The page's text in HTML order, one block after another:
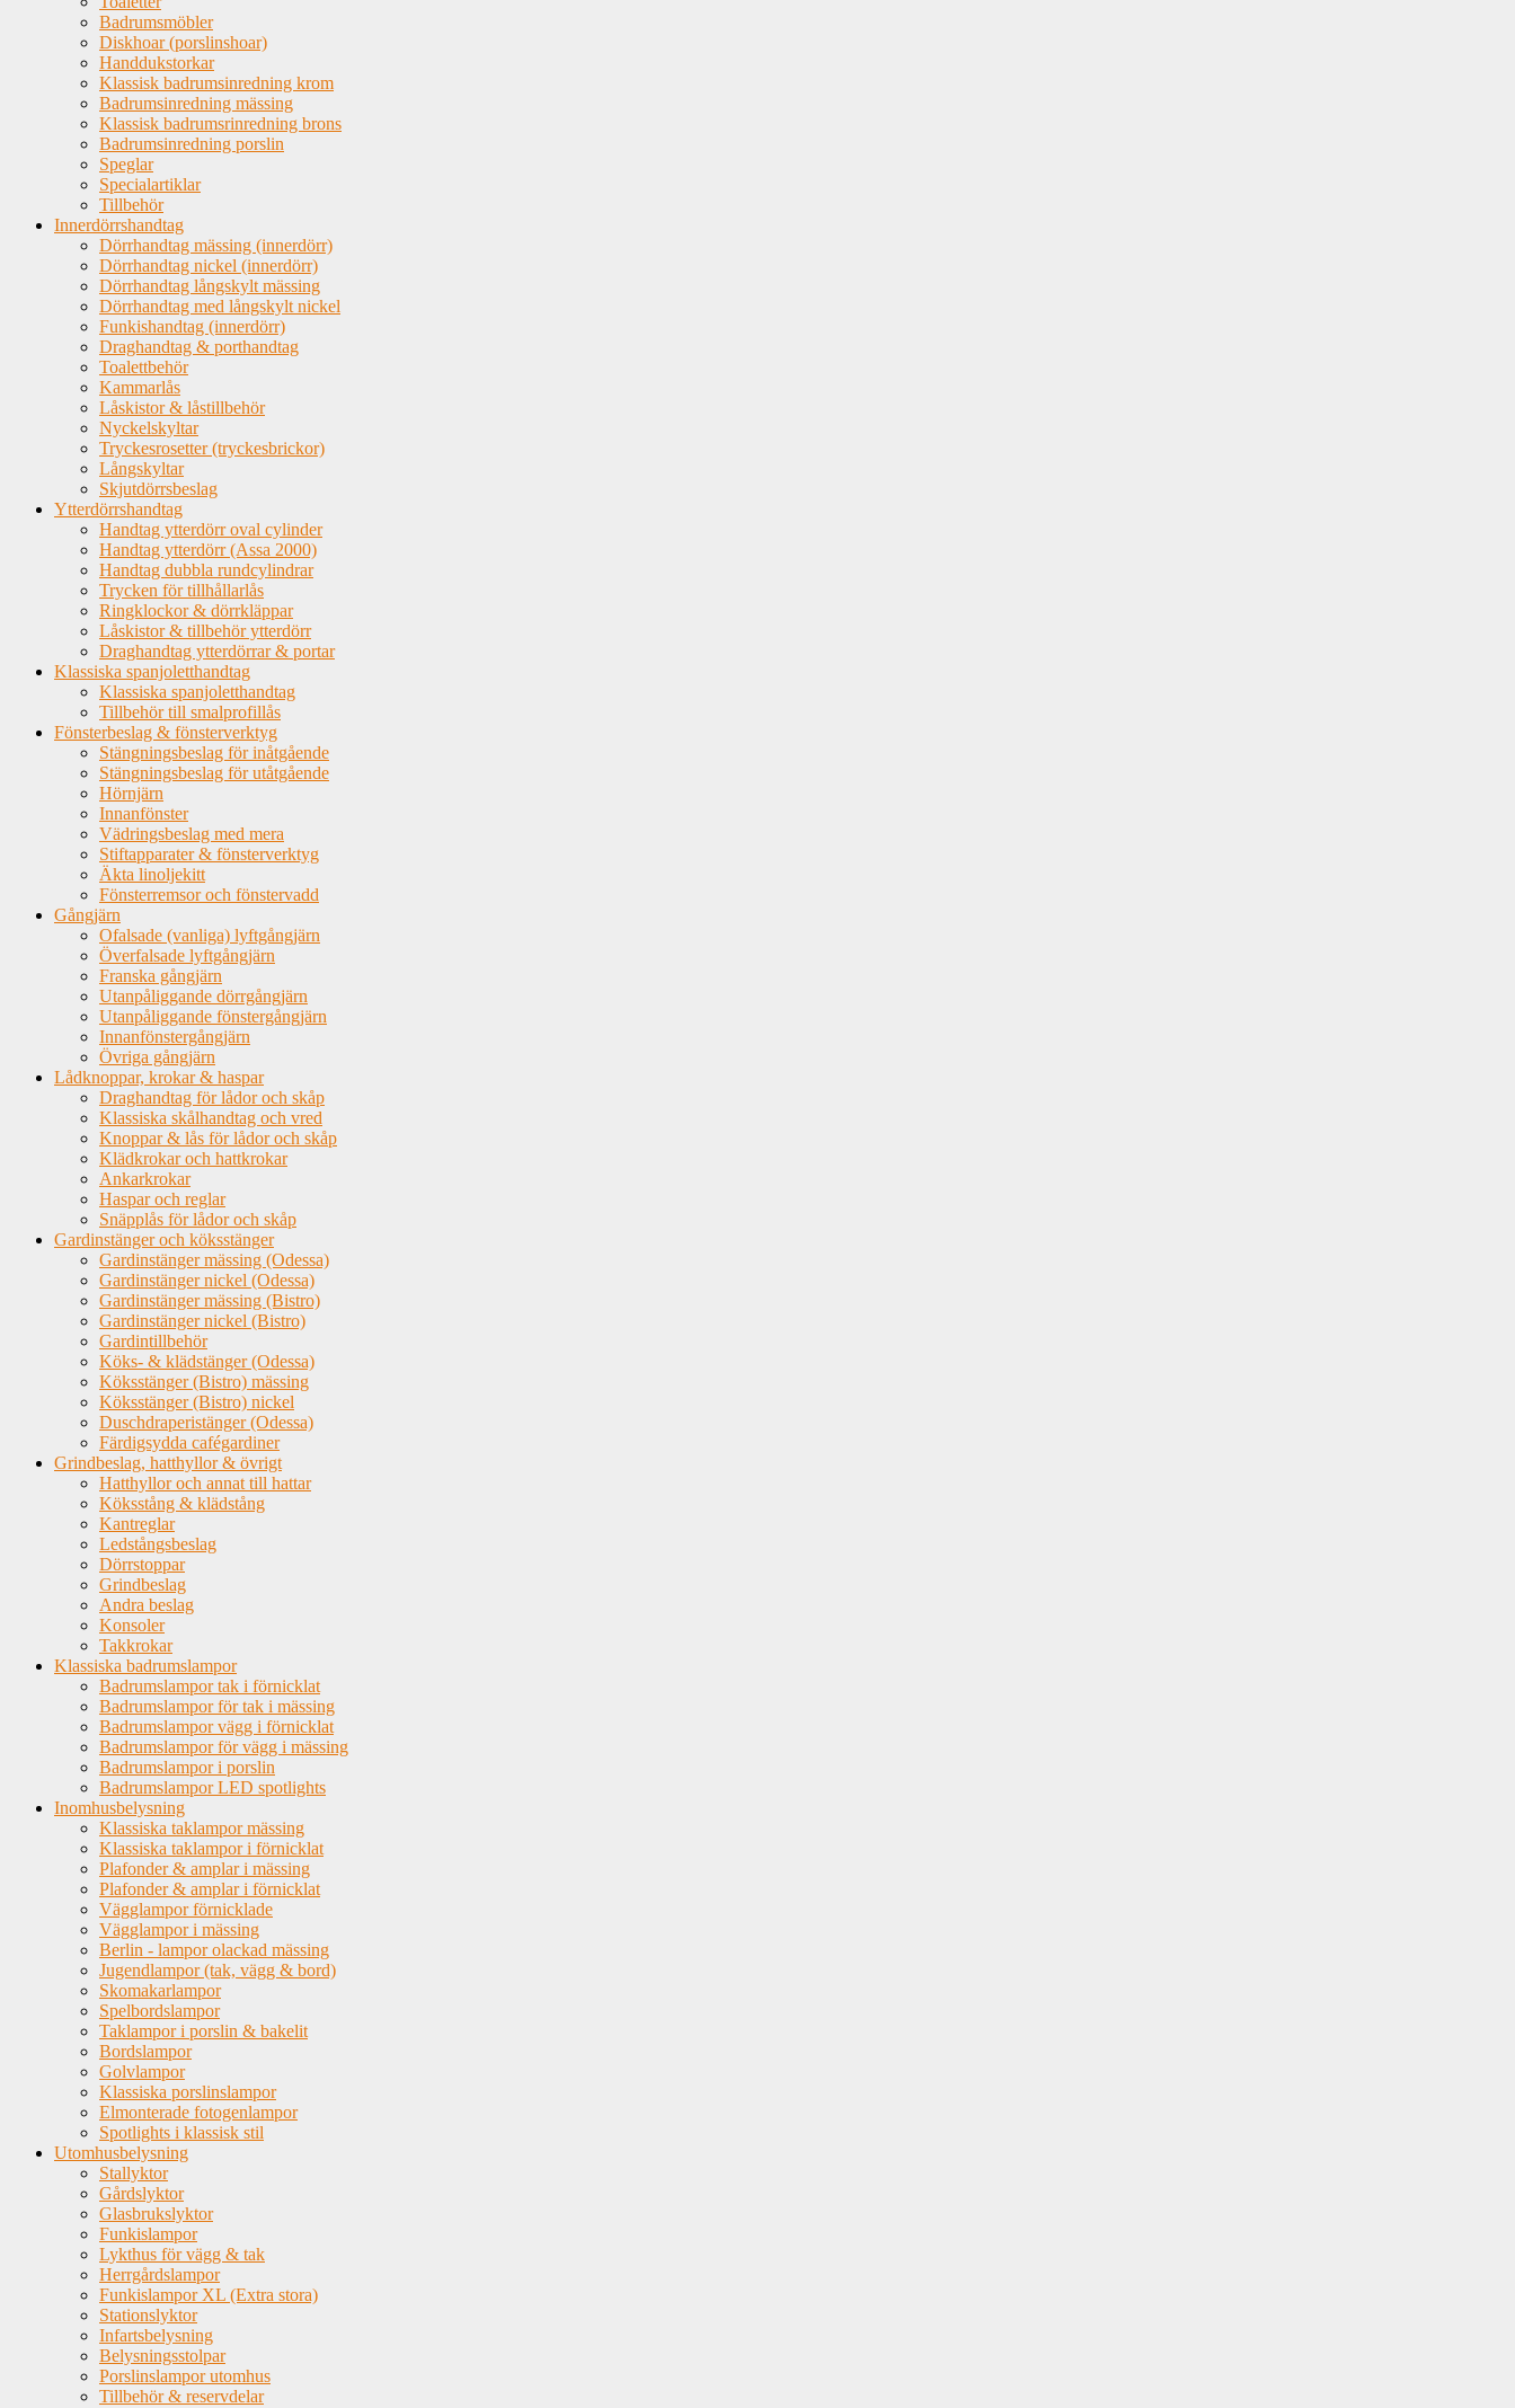
Badrumsmöbler
Diskhoar (porslinshoar)
Handdukstorkar
Klassisk badrumsinredning krom
Badrumsinredning mässing
Klassisk badrumsrinredning brons
Badrumsinredning porslin
Speglar
Specialartiklar
Tillbehör
Innerdörrshandtag
Dörrhandtag mässing (innerdörr)
Dörrhandtag nickel (innerdörr)
Dörrhandtag långskylt mässing
Dörrhandtag med långskylt nickel
Funkishandtag (innerdörr)
Draghandtag & porthandtag
Toalettbehör
Kammarlås
Låskistor & låstillbehör
Nyckelskyltar
Tryckesrosetter (tryckesbrickor)
Långskyltar
Skjutdörrsbeslag
Ytterdörrshandtag
Handtag ytterdörr oval cylinder
Handtag ytterdörr (Assa 2000)
Handtag dubbla rundcylindrar
Trycken för tillhållarlås
Ringklockor & dörrkläppar
Låskistor & tillbehör ytterdörr
Draghandtag ytterdörrar & portar
Klassiska spanjoletthandtag
Klassiska spanjoletthandtag
Tillbehör till smalprofillås
Fönsterbeslag & fönsterverktyg
Stängningsbeslag för inåtgående
Stängningsbeslag för utåtgående
Hörnjärn
Innanfönster
Vädringsbeslag med mera
Stiftapparater & fönsterverktyg
Äkta linoljekitt
Fönsterremsor och fönstervadd
Gångjärn
Ofalsade (vanliga) lyftgångjärn
Överfalsade lyftgångjärn
Franska gångjärn
Utanpåliggande dörrgångjärn
Utanpåliggande fönstergångjärn
Innanfönstergångjärn
Övriga gångjärn
Lådknoppar, krokar & haspar
Draghandtag för lådor och skåp
Klassiska skålhandtag och vred
Knoppar & lås för lådor och skåp
Klädkrokar och hattkrokar
Ankarkrokar
Haspar och reglar
Snäpplås för lådor och skåp
Gardinstänger och köksstänger
Gardinstänger mässing (Odessa)
Gardinstänger nickel (Odessa)
Gardinstänger mässing (Bistro)
Gardinstänger nickel (Bistro)
Gardintillbehör
Köks- & klädstänger (Odessa)
Köksstänger (Bistro) mässing
Köksstänger (Bistro) nickel
Duschdraperistänger (Odessa)
Färdigsydda cafégardiner
Grindbeslag, hatthyllor & övrigt
Hatthyllor och annat till hattar
Köksstång & klädstång
Kantreglar
Ledstångsbeslag
Dörrstoppar
Grindbeslag
Andra beslag
Konsoler
Takkrokar
Klassiska badrumslampor
Badrumslampor tak i förnicklat
Badrumslampor för tak i mässing
Badrumslampor vägg i förnicklat
Badrumslampor för vägg i mässing
Badrumslampor i porslin
Badrumslampor LED spotlights
Inomhusbelysning
Klassiska taklampor mässing
Klassiska taklampor i förnicklat
Plafonder & amplar i mässing
Plafonder & amplar i förnicklat
Vägglampor förnicklade
Vägglampor i mässing
Berlin - lampor olackad mässing
Jugendlampor (tak, vägg & bord)
Skomakarlampor
Spelbordslampor
Taklampor i porslin & bakelit
Bordslampor
Golvlampor
Klassiska porslinslampor
Elmonterade fotogenlampor
Spotlights i klassisk stil
Utomhusbelysning
Stallyktor
Gårdslyktor
Glasbrukslyktor
Funkislampor
Lykthus för vägg & tak
Herrgårdslampor
Funkislampor XL (Extra stora)
Stationslyktor
Infartsbelysning
Belysningsstolpar
Porslinslampor utomhus
Tillbehör & reservdelar